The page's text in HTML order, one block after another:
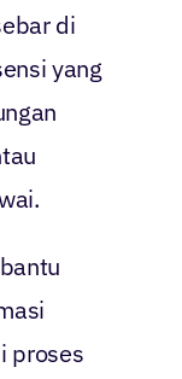
di
yang
proses